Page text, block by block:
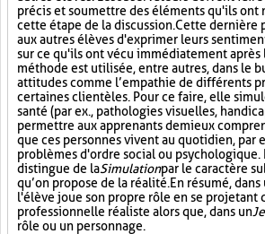
précis et soumettre des éléments qu'ils ont
cette étape de la discussion. Cette dernière
aux autres élèves d'exprimer leurs
sur ce qu'ils ont vécu immédiatement après
méthode est utilisée, entre autres, dans le
attitudes comme l’empathie de différents
certaines clientèles. Pour ce faire, elle
santé (par ex., pathologies visuelles,
permettre aux apprenants de mieux
que ces personnes vivent au quotidien, par
problèmes d'ordre social ou psychologique.
distingue de laSimulationpar le caractère
qu’on propose de la réalité. En résumé, dans
l'élève joue son propre rôle en se projetant
professionnelle réaliste alors que, dans un
rôle ou un personnage.